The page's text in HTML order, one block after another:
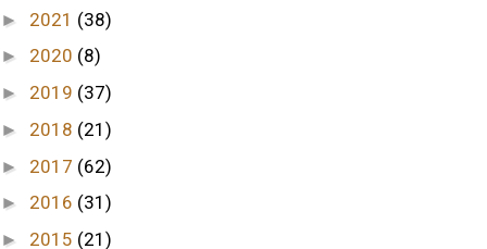
► 2021 (38)
► 2020 (8)
► 2019 (37)
► 2018 (21)
► 2017 (62)
► 2016 (31)
► 2015 (21)